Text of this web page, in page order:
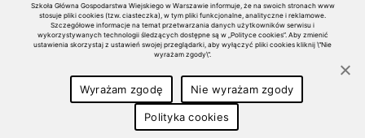
© 1816–2026 SGGW — ALL RIGHTS RESERVED
Szkoła Główna Gospodarstwa Wiejskiego w Warszawie informuje, że na swoich stronach www
stosuje pliki cookies (tzw. ciasteczka), w tym pliki funkcjonalne, analityczne i reklamowe.
Szczegółowe informacje na temat przetwarzania danych użytkowników serwisu i
wykorzystywanych technologii śledzących dostępne są w „Polityce cookies”. Aby zmienić
ustawienia skorzystaj z ustawień swojej przeglądarki, aby wyłączyć pliki cookies kliknij \"Nie
wyrażam zgody\".
Wyrażam zgodę Nie wyrażam zgody
Polityka cookies